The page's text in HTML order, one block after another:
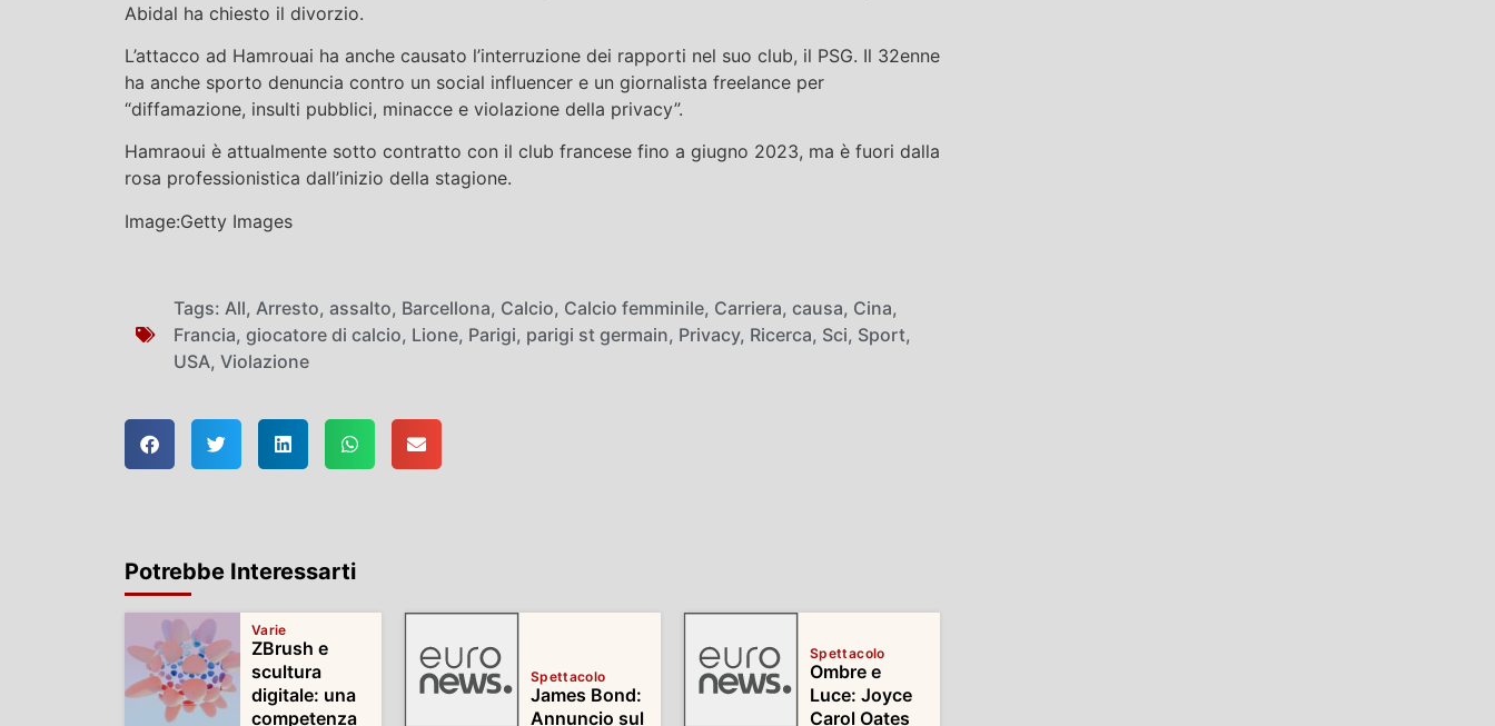
Abidal ha chiesto il divorzio.
L’attacco ad Hamrouai ha anche causato l’interruzione dei rapporti nel suo club, il PSG. Il 32enne
ha anche sporto denuncia contro un social influencer e un giornalista freelance per
“diffamazione, insulti pubblici, minacce e violazione della privacy”.
Hamraoui è attualmente sotto contratto con il club francese fino a giugno 2023, ma è fuori dalla
rosa professionistica dall’inizio della stagione.
Image:Getty Images
Tags: All, Arresto, assalto, Barcellona, Calcio, Calcio femminile, Carriera, causa, Cina,
Francia, giocatore di calcio, Lione, Parigi, parigi st germain, Privacy, Ricerca, Sci, Sport,
USA, Violazione
Potrebbe Interessarti
Varie
ZBrush e
scultura
digitale: una
competenza
Spettacolo
James Bond:
Annuncio sul
Spettacolo
Ombre e
Luce: Joyce
Carol Oates